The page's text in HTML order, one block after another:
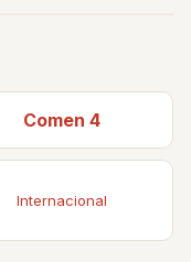
Comen 4
Internacional